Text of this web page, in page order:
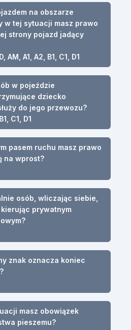
na obszarze
w tej sytuacji masz prawo
strony pojazd jadący
AM, A1, A2, B1, C1, D1
w pojeździe
dziecko
do jego przewozu?
C1, D1
pasem ruchu masz prawo
na wprost?
osób, wliczając siebie,
prywatnym
znak oznacza koniec
masz obowiązek
pieszemu?